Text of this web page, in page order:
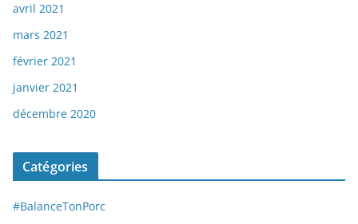
avril 2021
mars 2021
février 2021
janvier 2021
décembre 2020
Catégories
#BalanceTonPorc